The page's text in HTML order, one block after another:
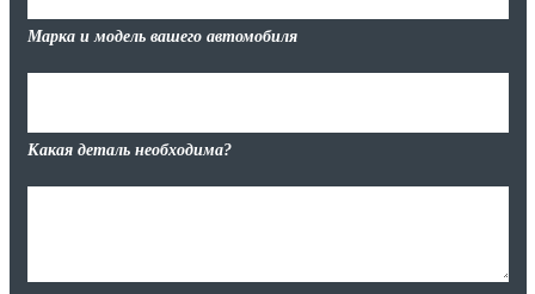
Марка и модель вашего автомобиля
Какая деталь необходима?